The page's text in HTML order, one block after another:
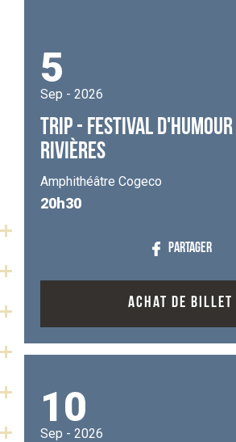
5
Sep - 2026
TRIP - FESTIVAL
RIVIÈRES
Amphithéâtre Cogeco
20h30
PARTAGER
ACHAT DE BILLET
10
Sep - 2026